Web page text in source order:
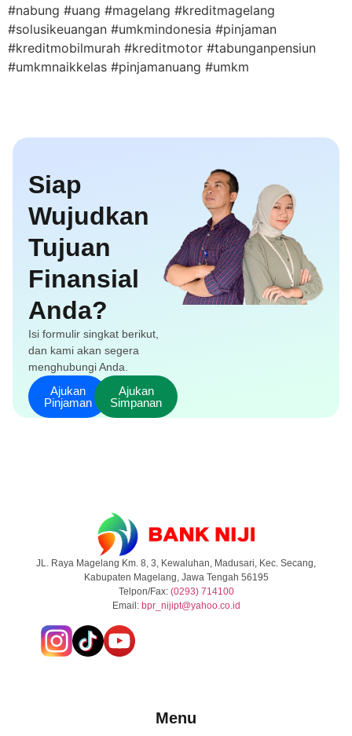
#nabung #uang #magelang #kreditmagelang
#solusikeuangan #umkmindonesia #pinjaman
#kreditmobilmurah #kreditmotor #tabunganpensiun
#umkmnaikkelas #pinjamanuang #umkm
Siap
Wujudkan
Tujuan
Finansial
Anda?
Isi formulir singkat berikut,
dan kami akan segera
menghubungi Anda.
Ajukan
Pinjaman
Ajukan
Simpanan
JL. Raya Magelang Km. 8, 3, Kewaluhan, Madusari, Kec. Secang,
Kabupaten Magelang, Jawa Tengah 56195
Telpon/Fax: (0293) 714100
Email: bpr_nijipt@yahoo.co.id
Menu